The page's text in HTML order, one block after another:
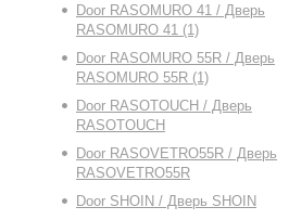
Door RASOMURO 41 / Дверь
RASOMURO 41 (1)
Door RASOMURO 55R / Дверь
RASOMURO 55R (1)
Door RASOTOUCH / Дверь
RASOTOUCH
Door RASOVETRO55R / Дверь
RASOVETRO55R
Door SHOIN / Дверь SHOIN